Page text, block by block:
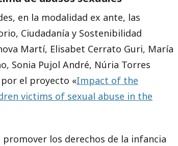
en la modalidad ex ante, las
Ciudadanía y Sostenibilidad
Martí, Elisabet Cerrato Guri, María
Sonia Pujol André, Núria Torres
el proyecto «Impact of the
victims of sexual abuse in the
los derechos de la infancia